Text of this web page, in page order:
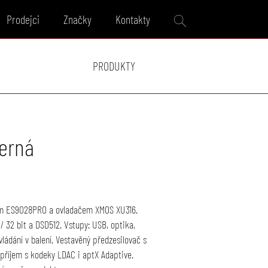
Prodejci Značky Kontakty
PRODUKTY
a ovladačem XMOS XU316.
32 bit a DSD512. Vstupy: USB, optika,
v balení. Vestavěný předzesilovač s
s kodeky LDAC i aptX Adaptive.